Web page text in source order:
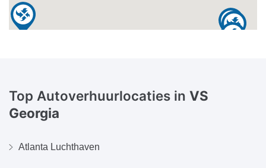
Top Autoverhuurlocaties in VS
Georgia
Atlanta Luchthaven